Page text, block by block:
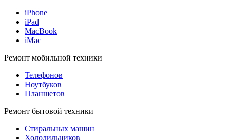
iPhone
iPad
MacBook
iMac
Ремонт мобильной техники
Телефонов
Ноутбуков
Планшетов
Ремонт бытовой техники
Стиральных машин
Холодильников